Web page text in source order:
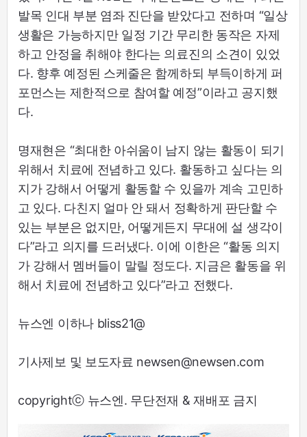
발목 인대 부분 염좌 진단을 받았다고 전하며 “일상
생활은 가능하지만 일정 기간 무리한 동작은 자제
하고 안정을 취해야 한다는 의료진의 소견이 있었
다. 향후 예정된 스케줄은 함께하되 부득이하게 퍼
포먼스는 제한적으로 참여할 예정”이라고 공지했
다.
명재현은 “최대한 아쉬움이 남지 않는 활동이 되기
위해서 치료에 전념하고 있다. 활동하고 싶다는 의
지가 강해서 어떻게 활동할 수 있을까 계속 고민하
고 있다. 다친지 얼마 안 돼서 정확하게 판단할 수
있는 부분은 없지만, 어떻게든지 무대에 설 생각이
다”라고 의지를 드러냈다. 이에 이한은 “활동 의지
가 강해서 멤버들이 말릴 정도다. 지금은 활동을 위
해서 치료에 전념하고 있다”라고 전했다.
뉴스엔 이하나 bliss21@
기사제보 및 보도자료 newsen@newsen.com
copyrightⓒ 뉴스엔. 무단전재 & 재배포 금지